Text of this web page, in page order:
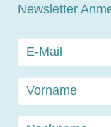
Newsletter